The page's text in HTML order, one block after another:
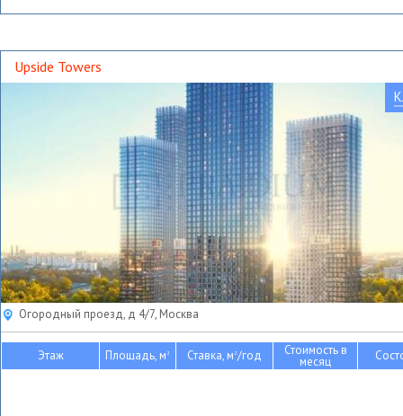
Upside Towers
Огородный проезд, д 4/7, Москва
Этаж Площадь, м2 Ставка, м2/год Стоимость в
месяц